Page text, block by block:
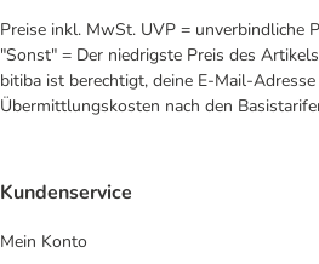
Preise inkl. MwSt. UVP = unverbindliche
"Sonst" = Der niedrigste Preis des
bitiba ist berechtigt, deine E-Mail-
Übermittlungskosten nach den
Kundenservice
Mein Konto